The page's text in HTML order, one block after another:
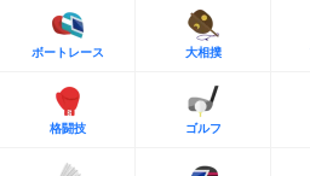
ボートレース 大相撲
格闘技 ゴルフ